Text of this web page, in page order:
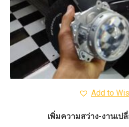
Add to
เพิ่มความสว่าง-งานเป